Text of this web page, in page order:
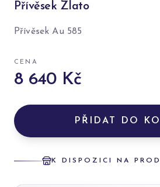
Přívěsek Zlato
Přívěsek Au 585
CENA
8 640 Kč
PŘIDAT DO
K DISPOZICI NA